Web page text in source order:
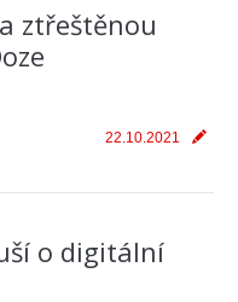
ztřeštěnou
22.10.2021
o digitální